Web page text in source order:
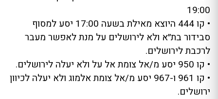
19:00
• קו 444 היוצא מאילת בשעה 17:00 יסע למסוף
סבידור בת״א ולא לירושלים על מנת לאפשר מעבר
לרכבת לירושלים.
• קו 950 יסע מ/אל צומת אל על ולא יעלה לירושלים.
• קו 961 ו-967 יסע מ/אל צומת אלמוג ולא יעלה לכיוון
ירושלים.